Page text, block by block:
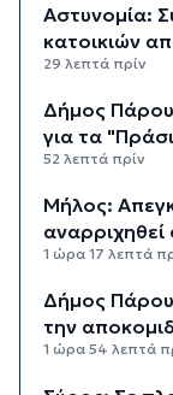
Αστυνομία:
κατοικιών
29 λεπτά πρίν
Δήμος
για τα
52 λεπτά πρίν
Μήλος:
1 ώρα 17 λεπτά
Δήμος
την
1 ώρα 54 λεπτά